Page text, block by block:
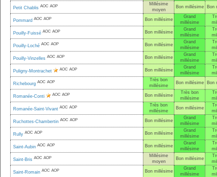
Petit Chablis AOC AOP
Millésime
moyen
Bon millésime Bon
Pommard AOC AOP Bon millésime
Grand
millésime
Pouilly-Fuissé AOC AOP Bon millésime
Grand
millésime
Pouilly-Loché AOC AOP Bon millésime
Grand
millésime
Pouilly-Vinzelles AOC AOP Bon millésime
Grand
millésime
Puligny-Montrachet AOC AOP Bon millésime
Grand
millésime
Richebourg AOC AOP
Très bon
millésime
Bon millésime Bon
Romanée-Conti AOC AOP Bon millésime
Très bon
millésime
Romanée-Saint-Vivant AOC AOP
Très bon
millésime
Bon millésime
Ruchottes-Chambertin AOC AOP Bon millésime
Grand
millésime
Rully AOC AOP Bon millésime
Grand
millésime
Saint-Aubin AOC AOP Bon millésime
Grand
millésime
Saint-Bris AOC AOP
Millésime
moyen
Bon millésime
Saint-Romain AOC AOP Bon millésime
Grand
millésime